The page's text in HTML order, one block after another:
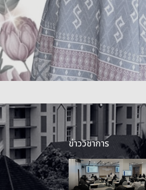
ข่าววิชาการ